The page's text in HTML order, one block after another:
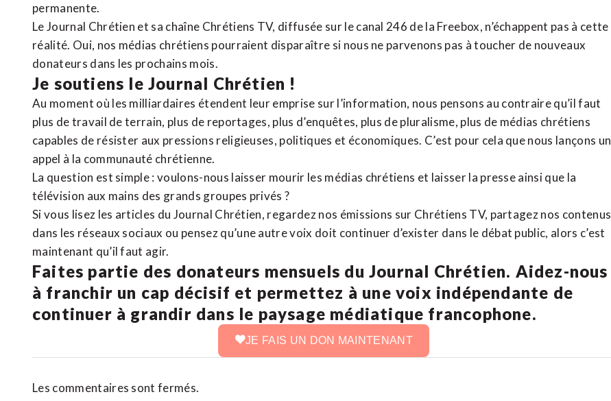
permanente.
Le Journal Chrétien et sa chaîne Chrétiens TV, diffusée sur le canal 246 de la Freebox, n’échappent pas à cette
réalité. Oui, nos médias chrétiens pourraient disparaître si nous ne parvenons pas à toucher de nouveaux
donateurs dans les prochains mois.
Je soutiens le Journal Chrétien !
Au moment où les milliardaires étendent leur emprise sur l’information, nous pensons au contraire qu’il faut
plus de travail de terrain, plus de reportages, plus d’enquêtes, plus de pluralisme, plus de médias chrétiens
capables de résister aux pressions religieuses, politiques et économiques. C’est pour cela que nous lançons un
appel à la communauté chrétienne.
La question est simple : voulons-nous laisser mourir les médias chrétiens et laisser la presse ainsi que la
télévision aux mains des grands groupes privés ?
Si vous lisez les articles du Journal Chrétien, regardez nos émissions sur Chrétiens TV, partagez nos contenus
dans les réseaux sociaux ou pensez qu’une autre voix doit continuer d’exister dans le débat public, alors c’est
maintenant qu’il faut agir.
Faites partie des donateurs mensuels du Journal Chrétien. Aidez-nous
à franchir un cap décisif et permettez à une voix indépendante de
continuer à grandir dans le paysage médiatique francophone.
JE FAIS UN DON MAINTENANT
Les commentaires sont fermés.